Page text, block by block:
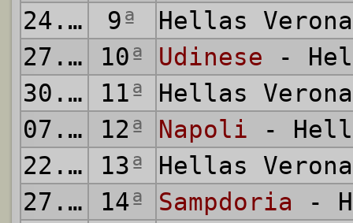
24.10.2021
9ª
Hellas
27.10.2021
10ª Udinese -
30.10.2021
11ª
Hellas
07.11.2021
12ª Napoli -
22.11.2021
13ª
Hellas
27.11.2021
14ª Sampdoria -